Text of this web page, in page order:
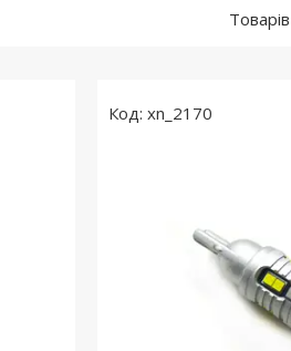
xn_2170